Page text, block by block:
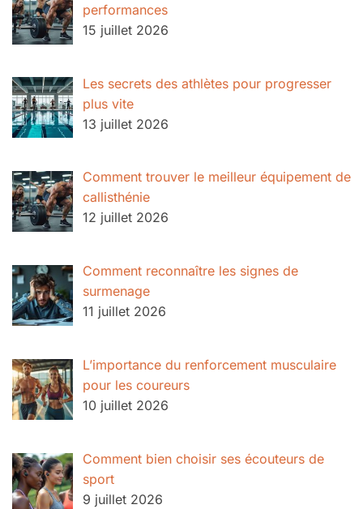
performances
15 juillet 2026
Les secrets des athlètes pour progresser
plus vite
13 juillet 2026
Comment trouver le meilleur équipement de
callisthénie
12 juillet 2026
Comment reconnaître les signes de
surmenage
11 juillet 2026
L’importance du renforcement musculaire
pour les coureurs
10 juillet 2026
Comment bien choisir ses écouteurs de
sport
9 juillet 2026